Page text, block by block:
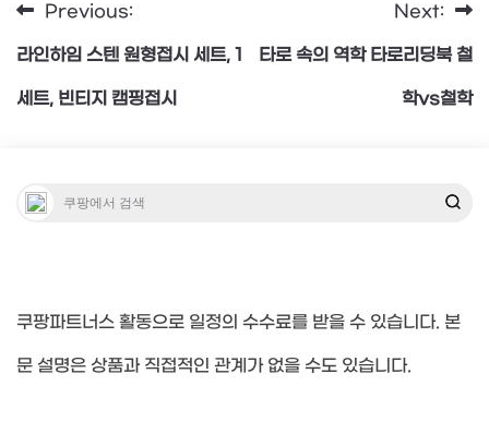
글
탐
Previous:
라인하임 스텐 원형접시 세트, 1
세트, 빈티지 캠핑접시
Next:
타로 속의 역학 타로리딩북 철
학vs철학
쿠팡파트너스 활동으로 일정의 수수료를 받을 수 있습니다. 본
문 설명은 상품과 직접적인 관계가 없을 수도 있습니다.